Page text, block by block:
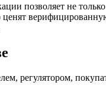
позволяет не
регулятором,